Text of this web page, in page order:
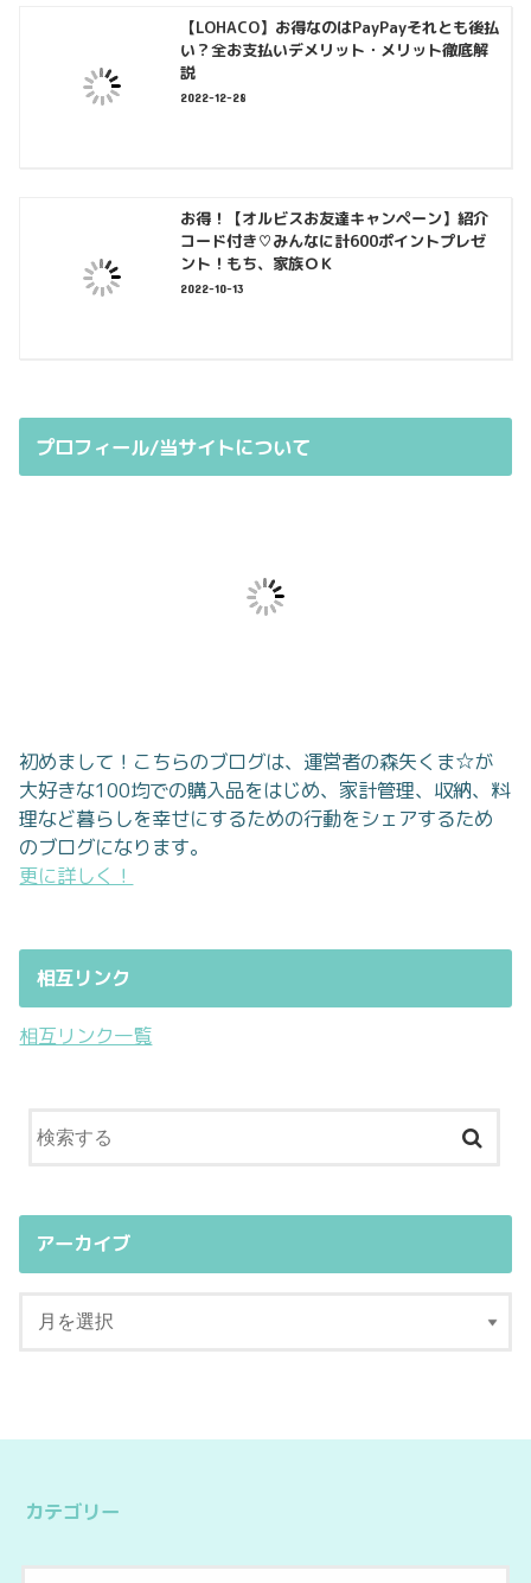
【LOHACO】お得なのはPayPayそれとも後払
い？全お支払いデメリット・メリット徹底解
説
2022-12-28
お得！【オルビスお友達キャンペーン】紹介
コード付き♡みんなに計600ポイントプレゼ
ント！もち、家族ＯＫ
2022-10-13
プロフィール/当サイトについて
初めまして！こちらのブログは、運営者の森矢くま☆が
大好きな100均での購入品をはじめ、家計管理、収納、料
理など暮らしを幸せにするための行動をシェアするため
のブログになります。
更に詳しく！
相互リンク
相互リンク一覧
アーカイブ
カテゴリー